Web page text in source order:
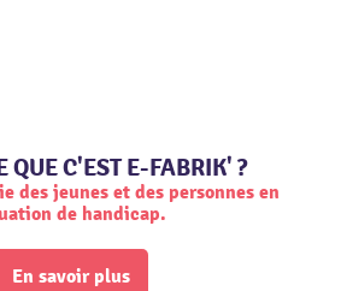
QUE C'EST E-FABRIK' ?
des jeunes et des personnes en
de handicap.
En savoir plus